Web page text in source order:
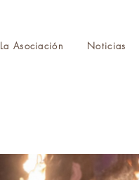
La Asociación Noticias